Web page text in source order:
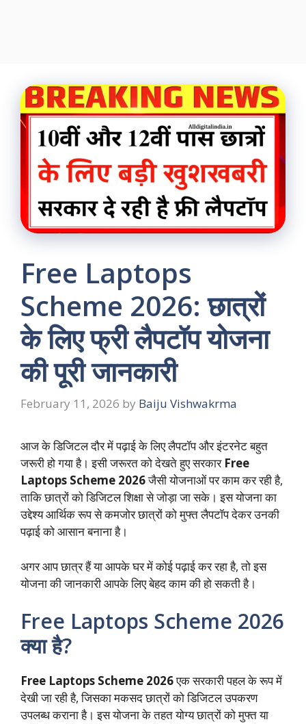
Free Laptops
Scheme 2026: छात्रों
के लिए फ्री लैपटॉप योजना
की पूरी जानकारी
February 11, 2026 by Baiju Vishwakrma
आज के डिजिटल दौर में पढ़ाई के लिए लैपटॉप और इंटरनेट बहुत
जरूरी हो गया है। इसी जरूरत को देखते हुए सरकार Free
Laptops Scheme 2026जैसी योजनाओं पर काम कर रही है,
ताकि छात्रों को डिजिटल शिक्षा से जोड़ा जा सके। इस योजना का
उद्देश्य आर्थिक रूप से कमजोर छात्रों को मुफ्त लैपटॉप देकर उनकी
पढ़ाई को आसान बनाना है।
अगर आप छात्र हैं या आपके घर में कोई पढ़ाई कर रहा है, तो इस
योजना की जानकारी आपके लिए बेहद काम की हो सकती है।
Free Laptops Scheme 2026
क्या है?
Free Laptops Scheme 2026एक सरकारी पहल के रूप में
देखी जा रही है, जिसका मकसद छात्रों को डिजिटल उपकरण
उपलब्ध कराना है। इस योजना के तहत योग्य छात्रों को मुफ्त या